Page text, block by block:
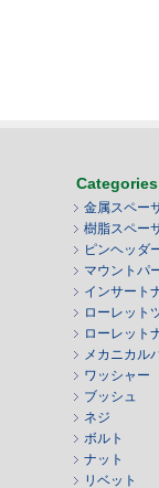
Categories
金属スペー
樹脂スペー
ピンヘッダ
マウントパ
インサート
ローレット
ローレット
メカニカル
ワッシャー
ブッシュ
ネジ
ボルト
ナット
リベット